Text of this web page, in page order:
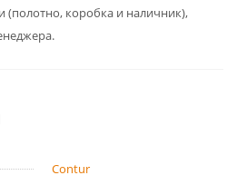
(полотно, коробка и наличник),
Contur